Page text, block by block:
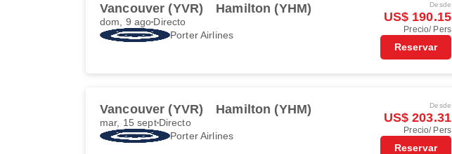
Vancouver (YVR) Hamilton (YHM)
dom, 9 ago Directo
Porter Airlines
Desde
US$ 190.15
Precio/ Pers
Reservar
Vancouver (YVR) Hamilton (YHM)
mar, 15 septDirecto
Porter Airlines
Desde
US$ 203.31
Precio/ Pers
Reservar